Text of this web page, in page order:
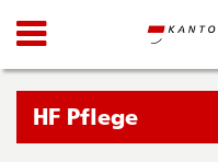
Kanton
Solothurn
Wichtige
Seiten
Navigation
und
Suche
Navigation
Sie
befinden
HF Pflege